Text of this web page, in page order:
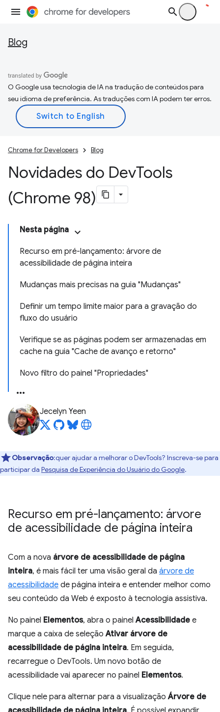
Blog
O Google usa tecnologia de IA na tradução de conteúdos para
seu idioma de preferência. As traduções com IA podem ter erros.
Chrome for Developers Blog
Novidades do DevTools
(Chrome 98)
Nesta página
Recurso em pré-lançamento: árvore de
acessibilidade de página inteira
Mudanças mais precisas na guia "Mudanças"
Definir um tempo limite maior para a gravação do
fluxo do usuário
Verifique se as páginas podem ser armazenadas em
cache na guia "Cache de avanço e retorno"
Novo filtro do painel "Propriedades"
Jecelyn Yeen
Observação:quer ajudar a melhorar o DevTools? Inscreva-se para
participar da Pesquisa de Experiência do Usuário do Google.
Recurso em pré-lançamento: árvore
de acessibilidade de página inteira
Com a nova árvore de acessibilidade de página
inteira, é mais fácil ter uma visão geral da árvore de
acessibilidade de página inteira e entender melhor como
seu conteúdo da Web é exposto à tecnologia assistiva.
No painel Elementos, abra o painelAcessibilidade e
marque a caixa de seleçãoAtivar árvore de
acessibilidade de página inteira. Em seguida,
recarregue o DevTools. Um novo botão de
acessibilidade vai aparecer no painel Elementos.
Clique nele para alternar para a visualizaçãoÁrvore de